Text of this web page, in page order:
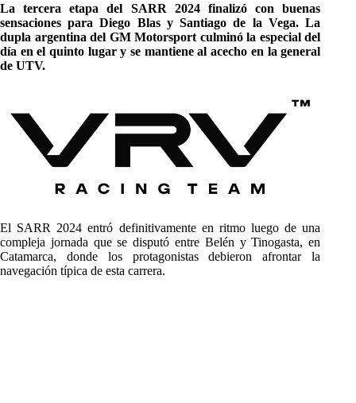
La tercera etapa del SARR 2024 finalizó con buenas
sensaciones para Diego Blas y Santiago de la Vega. La
dupla argentina del GM Motorsport culminó la especial del
día en el quinto lugar y se mantiene al acecho en la general
de UTV.
El SARR 2024 entró definitivamente en ritmo luego de una
compleja jornada que se disputó entre Belén y Tinogasta, en
Catamarca, donde los protagonistas debieron afrontar la
navegación típica de esta carrera.